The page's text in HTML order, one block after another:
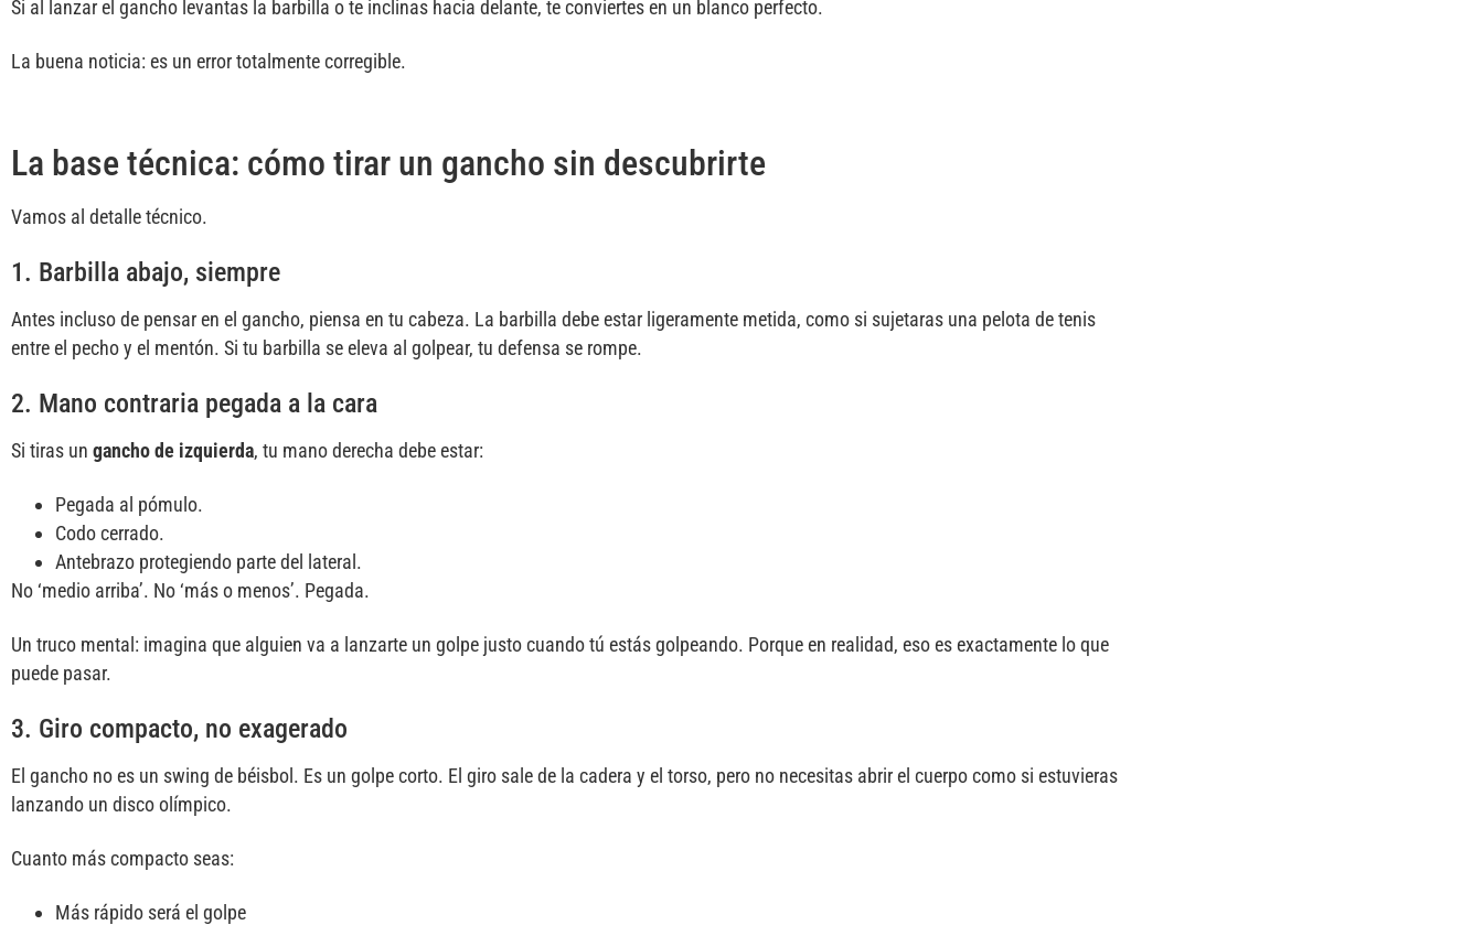
Si al lanzar el gancho levantas la barbilla o te inclinas hacia delante, te conviertes en un blanco perfecto.
La buena noticia: es un error totalmente corregible.
La base técnica: cómo tirar un gancho sin descubrirte
Vamos al detalle técnico.
1. Barbilla abajo, siempre
Antes incluso de pensar en el gancho, piensa en tu cabeza. La barbilla debe estar ligeramente metida, como si sujetaras una pelota de tenis
entre el pecho y el mentón. Si tu barbilla se eleva al golpear, tu defensa se rompe.
2. Mano contraria pegada a la cara
Si tiras un gancho de izquierda, tu mano derecha debe estar:
Pegada al pómulo.
Codo cerrado.
Antebrazo protegiendo parte del lateral.
No ‘medio arriba’. No ‘más o menos’. Pegada.
Un truco mental: imagina que alguien va a lanzarte un golpe justo cuando tú estás golpeando. Porque en realidad, eso es exactamente lo que
puede pasar.
3. Giro compacto, no exagerado
El gancho no es un swing de béisbol. Es un golpe corto. El giro sale de la cadera y el torso, pero no necesitas abrir el cuerpo como si estuvieras
lanzando un disco olímpico.
Cuanto más compacto seas:
Más rápido será el golpe